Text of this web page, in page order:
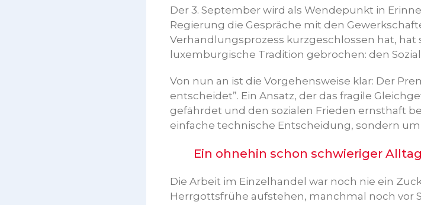
Der 3. September wird als Wendepunkt in
Regierung die Gespräche mit den
Verhandlungsprozess kurzgeschlossen hat, hat
luxemburgische Tradition gebrochen: den
Von nun an ist die Vorgehensweise klar: Der
entscheidet”. Ein Ansatz, der das fragile
gefährdet und den sozialen Frieden ernsthaft
einfache technische Entscheidung, sondern
Ein ohnehin schon schwieriger Alltag
Die Arbeit im Einzelhandel war noch nie ein
Herrgottsfrühe aufstehen, manchmal noch vor